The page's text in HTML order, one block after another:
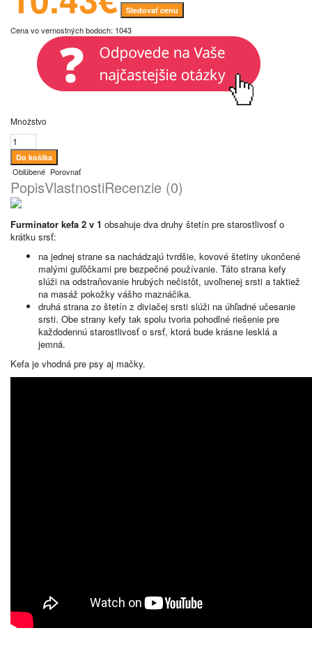
Sledovať cenu
Cena vo vernostných bodoch: 1043
Množstvo
Obľúbené Porovnať
PopisVlastnostiRecenzie (0)
Furminator kefa 2 v 1 obsahuje dva druhy štetín pre starostlivosť o
krátku srsť:
na jednej strane sa nachádzajú tvrdšie, kovové štetiny ukončené
malými guľôčkami pre bezpečné používanie. Táto strana kefy
slúži na odstraňovanie hrubých nečistôt, uvoľnenej srsti a taktiež
na masáž pokožky vášho maznáčika.
druhá strana zo štetín z diviačej srsti slúži na úhľadné učesanie
srsti. Obe strany kefy tak spolu tvoria pohodlné riešenie pre
každodennú starostlivosť o srsť, ktorá bude krásne lesklá a
jemná.
Kefa je vhodná pre psy aj mačky.